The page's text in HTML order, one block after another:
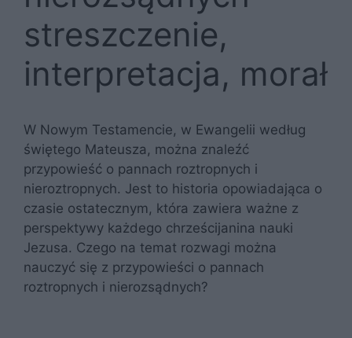
streszczenie,
interpretacja, morał
W Nowym Testamencie, w Ewangelii według
świętego Mateusza, można znaleźć
przypowieść o pannach roztropnych i
nieroztropnych. Jest to historia opowiadająca o
czasie ostatecznym, która zawiera ważne z
perspektywy każdego chrześcijanina nauki
Jezusa. Czego na temat rozwagi można
nauczyć się z przypowieści o pannach
roztropnych i nierozsądnych?